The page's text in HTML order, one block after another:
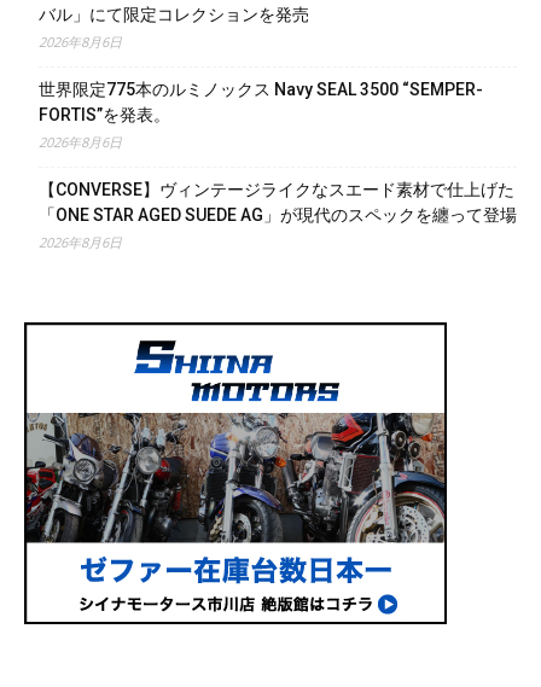
バル」にて限定コレクションを発売
2026年8月6日
世界限定775本のルミノックス Navy SEAL 3500 “SEMPER-
FORTIS”を発表。
2026年8月6日
【CONVERSE】ヴィンテージライクなスエード素材で仕上げた
「ONE STAR AGED SUEDE AG」が現代のスペックを纏って登場
2026年8月6日